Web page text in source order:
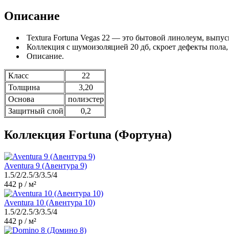
Описание
Textura Fortuna Vegas 22 — это бытовой линолеум,
Коллекция с шумоизоляцией 20 дб, скроет дефекты пола,
Описание.
Класс
22
Толщина
3,20
Основа
полиэстер
Защитный слой
0,2
Коллекция Fortuna (Фортуна)
Aventura 9 (Авентура 9)
1.5/2/2.5/3/3.5/4
442 р / м²
Aventura 10 (Авентура 10)
1.5/2/2.5/3/3.5/4
442 р / м²